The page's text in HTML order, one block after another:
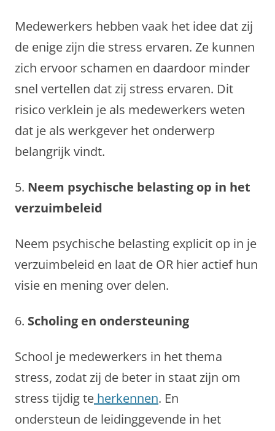
Medewerkers hebben vaak het idee dat zij
de enige zijn die stress ervaren. Ze kunnen
zich ervoor schamen en daardoor minder
snel vertellen dat zij stress ervaren. Dit
risico verklein je als medewerkers weten
dat je als werkgever het onderwerp
belangrijk vindt.
5. Neem psychische belasting op in het
verzuimbeleid
Neem psychische belasting explicit op in je
verzuimbeleid en laat de OR hier actief hun
visie en mening over delen.
6. Scholing en ondersteuning
School je medewerkers in het thema
stress, zodat zij de beter in staat zijn om
stress tijdig te herkennen. En
ondersteun de leidinggevende in het